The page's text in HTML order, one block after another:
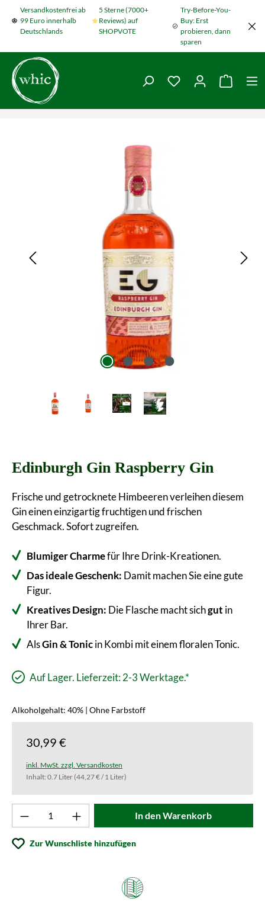
Zum Hauptinhalt springen
Versandkostenfrei ab
99 Euro innerhalb
Deutschlands
5 Sterne (7000+
Reviews) auf
SHOPVOTE
Try-Before-You-
Buy: Erst
probieren, dann
sparen
Du hast 0
Bildergalerie überspringen
Edinburgh Gin Raspberry Gin
Frische und getrocknete Himbeeren verleihen diesem
Gin einen einzigartig fruchtigen und frischen
Geschmack. Sofort zugreifen.
Blumiger Charmefür Ihre Drink-Kreationen.
Das ideale Geschenk: Damit machen Sie eine gute
Figur.
Kreatives Design: Die Flasche macht sichgut in
Ihrer Bar.
AlsGin & Tonicin Kombi mit einem floralen Tonic.
Auf Lager. Lieferzeit: 2-3 Werktage.*
Alkoholgehalt: 40% | Ohne Farbstoff
30,99 €
inkl. MwSt. zzgl. Versandkosten
Inhalt: 0.7 Liter(44,27 € / 1 Liter)
Produkt Anzahl: Gib den gewünschten
In den Warenkorb
Zur Wunschliste hinzufügen